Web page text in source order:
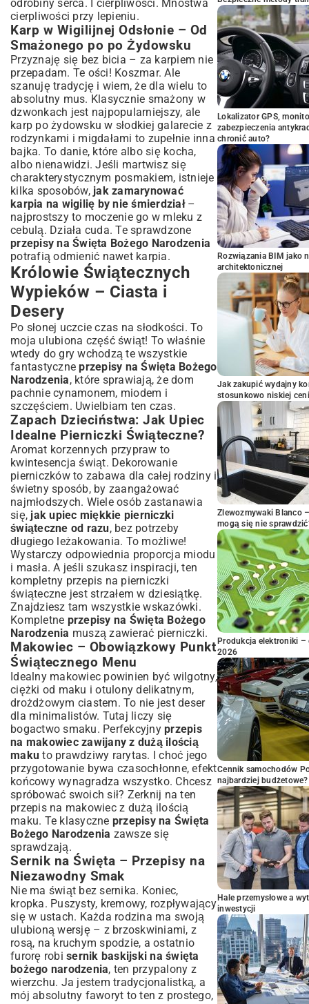
odrobiny serca. I cierpliwości. Mnóstwa
cierpliwości przy lepieniu.
Karp w Wigilijnej Odsłonie – Od
Smażonego po po Żydowsku
Przyznaję się bez bicia – za karpiem nie
przepadam. Te ości! Koszmar. Ale
szanuję tradycję i wiem, że dla wielu to
absolutny mus. Klasycznie smażony w
dzwonkach jest najpopularniejszy, ale
karp po żydowsku w słodkiej galarecie z
rodzynkami i migdałami to zupełnie inna
bajka. To danie, które albo się kocha,
albo nienawidzi. Jeśli martwisz się
charakterystycznym posmakiem, istnieje
kilka sposobów, jak zamarynować
karpia na wigilię by nie śmierdział–
najprostszy to moczenie go w mleku z
cebulą. Działa cuda. Te sprawdzone
przepisy na Święta Bożego Narodzenia
potrafią odmienić nawet karpia.
Królowie Świątecznych
Wypieków – Ciasta i
Desery
Po słonej uczcie czas na słodkości. To
moja ulubiona część świąt! To właśnie
wtedy do gry wchodzą te wszystkie
fantastyczneprzepisy na Święta Bożego
Narodzenia, które sprawiają, że dom
pachnie cynamonem, miodem i
szczęściem. Uwielbiam ten czas.
Zapach Dzieciństwa: Jak Upiec
Idealne Pierniczki Świąteczne?
Aromat korzennych przypraw to
kwintesencja świąt. Dekorowanie
pierniczków to zabawa dla całej rodziny i
świetny sposób, by zaangażować
najmłodszych. Wiele osób zastanawia
się, jak upiec miękkie pierniczki
świąteczne od razu, bez potrzeby
długiego leżakowania. To możliwe!
Wystarczy odpowiednia proporcja miodu
i masła. A jeśli szukasz inspiracji, ten
kompletny przepis na pierniczki
świąteczne jest strzałem w dziesiątkę.
Znajdziesz tam wszystkie wskazówki.
Kompletne przepisy na Święta Bożego
Narodzenia muszą zawierać pierniczki.
Makowiec – Obowiązkowy Punkt
Świątecznego Menu
Idealny makowiec powinien być wilgotny,
ciężki od maku i otulony delikatnym,
drożdżowym ciastem. To nie jest deser
dla minimalistów. Tutaj liczy się
bogactwo smaku. Perfekcyjny przepis
na makowiec zawijany z dużą ilością
maku to prawdziwy rarytas. I choć jego
przygotowanie bywa czasochłonne, efekt
końcowy wynagradza wszystko. Chcesz
spróbować swoich sił? Zerknij na ten
przepis na makowiec z dużą ilością
maku. Te klasyczne przepisy na Święta
Bożego Narodzenia zawsze się
sprawdzają.
Sernik na Święta – Przepisy na
Niezawodny Smak
Nie ma świąt bez sernika. Koniec,
kropka. Puszysty, kremowy, rozpływający
się w ustach. Każda rodzina ma swoją
ulubioną wersję – z brzoskwiniami, z
rosą, na kruchym spodzie, a ostatnio
furorę robi sernik baskijski na święta
bożego narodzenia, ten przypalony z
wierzchu. Ja jestem tradycjonalistką, a
mój absolutny faworyt to ten z prostego,
Lokalizator GPS,
zabezpieczenia
chronić auto?
Rozwiązania BIM jako
architektonicznej
Jak zakupić wydajny
stosunkowo niskiej
Zlewozmywaki Blanco
mogą się nie
Produkcja elektroniki –
2026
Cennik samochodów
najbardziej budżetowe?
Hale przemysłowe a
inwestycji